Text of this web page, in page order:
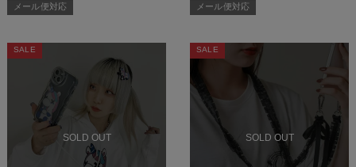
メール便対応 メール便対応
SOLD OUT
SALE
SOLD OUT
SALE